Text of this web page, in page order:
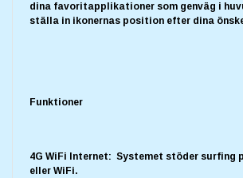
dina favoritapplikationer som genväg i
ställa in ikonernas position efter dina
Funktioner
4G WiFi Internet: Systemet stöder surfing
eller WiFi.